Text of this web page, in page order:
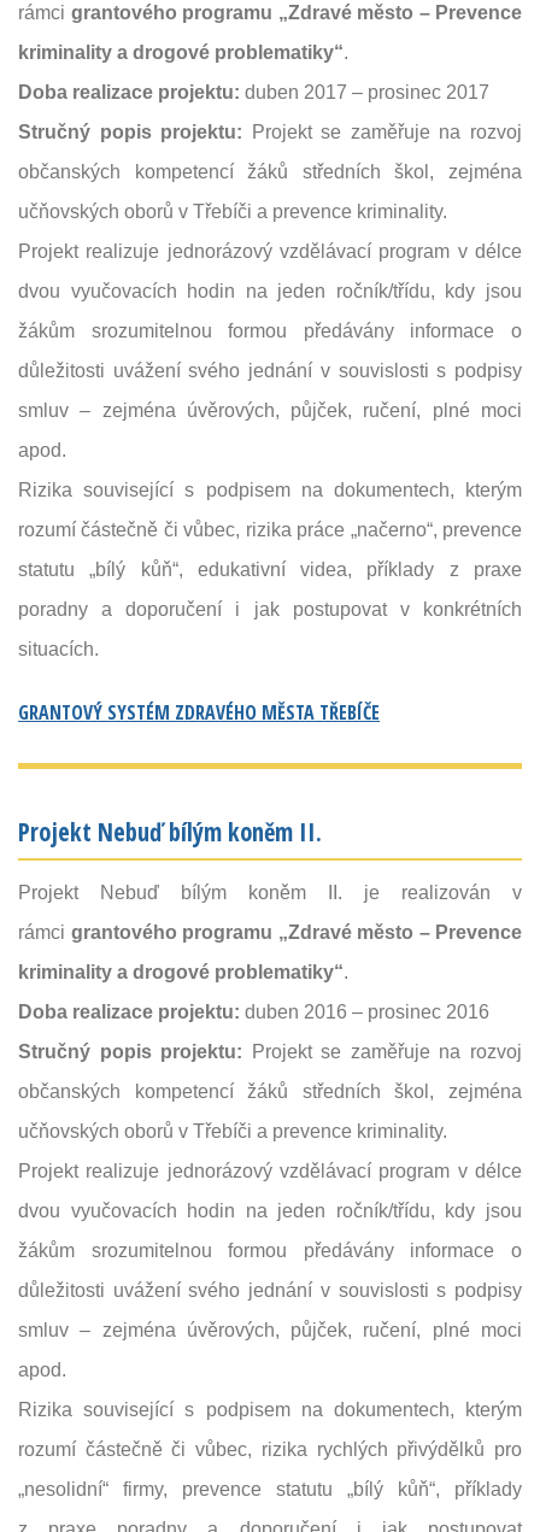
rámci grantového programu „Zdravé město – Prevence
kriminality a drogové problematiky“.
Doba realizace projektu: duben 2017 – prosinec 2017
Stručný popis projektu: Projekt se zaměřuje na rozvoj
občanských kompetencí žáků středních škol, zejména
učňovských oborů v Třebíči a prevence kriminality.
Projekt realizuje jednorázový vzdělávací program v délce
dvou vyučovacích hodin na jeden ročník/třídu, kdy jsou
žákům srozumitelnou formou předávány informace o
důležitosti uvážení svého jednání v souvislosti s podpisy
smluv – zejména úvěrových, půjček, ručení, plné moci
apod.
Rizika související s podpisem na dokumentech, kterým
rozumí částečně či vůbec, rizika práce „načerno“, prevence
statutu „bílý kůň“, edukativní videa, příklady z praxe
poradny a doporučení i jak postupovat v konkrétních
situacích.
GRANTOVÝ SYSTÉM ZDRAVÉHO MĚSTA TŘEBÍČE
Projekt Nebuď bílým koněm II.
Projekt Nebuď bílým koněm II. je realizován v
rámci grantového programu „Zdravé město – Prevence
kriminality a drogové problematiky“.
Doba realizace projektu: duben 2016 – prosinec 2016
Stručný popis projektu: Projekt se zaměřuje na rozvoj
občanských kompetencí žáků středních škol, zejména
učňovských oborů v Třebíči a prevence kriminality.
Projekt realizuje jednorázový vzdělávací program v délce
dvou vyučovacích hodin na jeden ročník/třídu, kdy jsou
žákům srozumitelnou formou předávány informace o
důležitosti uvážení svého jednání v souvislosti s podpisy
smluv – zejména úvěrových, půjček, ručení, plné moci
apod.
Rizika související s podpisem na dokumentech, kterým
rozumí částečně či vůbec, rizika rychlých přivýdělků pro
„nesolidní“ firmy, prevence statutu „bílý kůň“, příklady